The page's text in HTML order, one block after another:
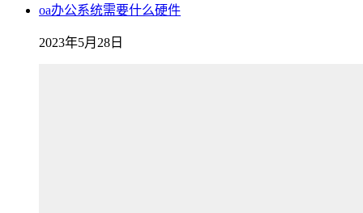
oa办公系统需要什么硬件
2023年5月28日